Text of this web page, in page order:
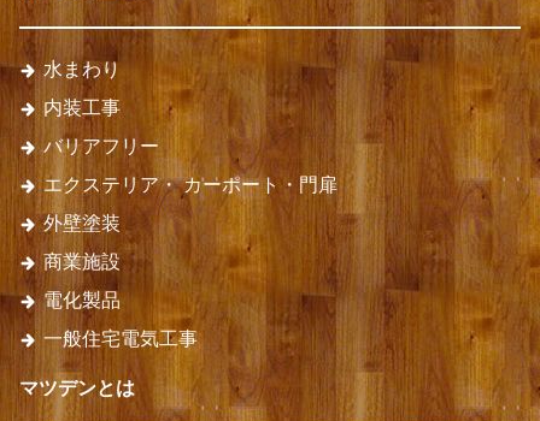
水まわり
内装工事
バリアフリー
エクステリア・カーポート・門扉
外壁塗装
商業施設
電化製品
一般住宅電気工事
マツデンとは